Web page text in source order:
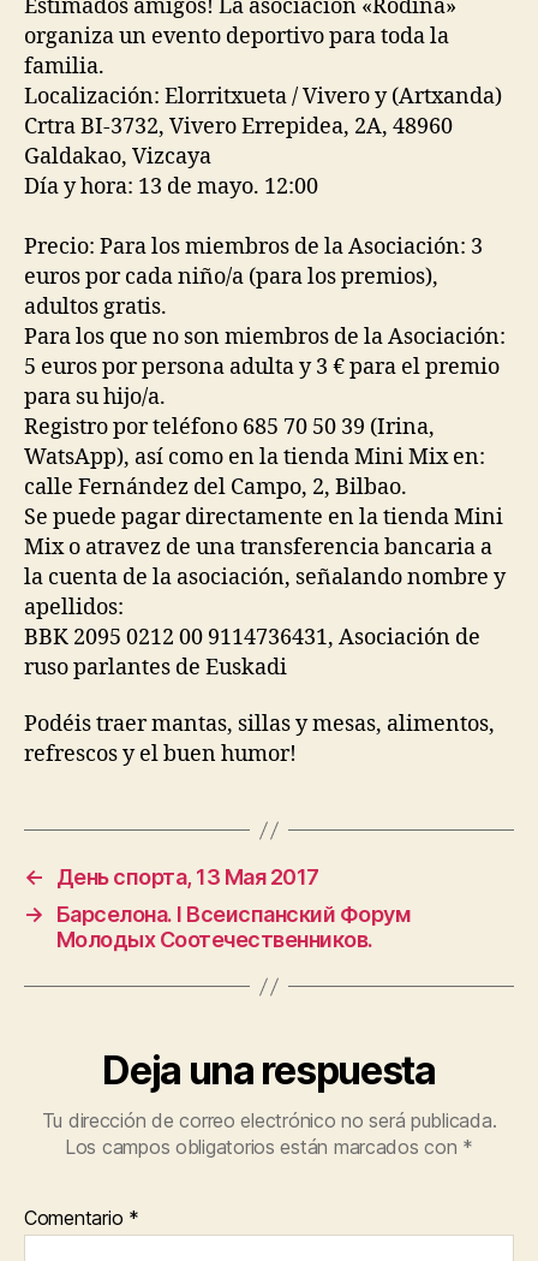
Estimados amigos! La asociación «Ródina»
organiza un evento deportivo para toda la
familia.
Localización: Elorritxueta / Vivero y (Artxanda)
Crtra BI-3732, Vivero Errepidea, 2A, 48960
Galdakao, Vizcaya
Día y hora: 13 de mayo. 12:00
Precio: Para los miembros de la Asociación: 3
euros por cada niño/a (para los premios),
adultos gratis.
Para los que no son miembros de la Asociación:
5 euros por persona adulta y 3 € para el premio
para su hijo/a.
Registro por teléfono 685 70 50 39 (Irina,
WatsApp), así como en la tienda Mini Mix en:
calle Fernández del Campo, 2, Bilbao.
Se puede pagar directamente en la tienda Mini
Mix o atravez de una transferencia bancaria a
la cuenta de la asociación, señalando nombre y
apellidos:
BBK 2095 0212 00 9114736431, Asociación de
ruso parlantes de Euskadi
Podéis traer mantas, sillas y mesas, alimentos,
refrescos y el buen humor!
←
День спорта, 13 Мая 2017
→
Барселона. I Всеиспанский Форум
Молодых Соотечественников.
Deja una respuesta
Tu dirección de correo electrónico no será publicada.
Los campos obligatorios están marcados con *
Comentario *